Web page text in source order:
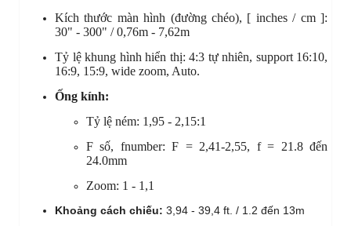
Kích thước màn hình (đường chéo), [ inches / cm ]:
30" - 300" / 0,76m - 7,62m
Tỷ lệ khung hình hiển thị: 4:3 tự nhiên, support 16:10,
16:9, 15:9, wide zoom, Auto.
Ống kính:
Tỷ lệ ném: 1,95 - 2,15:1
F số, fnumber: F = 2,41-2,55, f = 21.8 đến
24.0mm
Zoom: 1 - 1,1
Khoảng cách chiếu: 3,94 - 39,4 ft. / 1.2 đến 13m